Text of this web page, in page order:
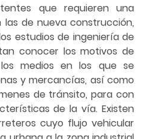
que requieren una
las de nueva construcción,
estudios de ingeniería de
conocer los motivos de
medios en los que se
y mercancías, así como
de tránsito, para con
de la vía. Existen
cuyo flujo vehicular